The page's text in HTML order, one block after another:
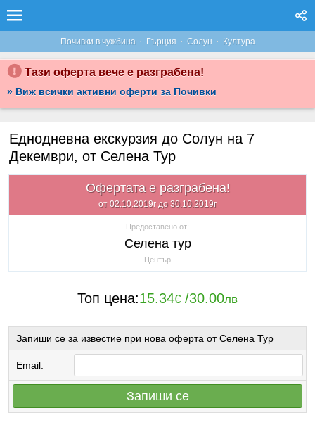
Почивки в чужбина · Гърция · Солун · Култура
Тази оферта вече е разграбена!
» Виж всички активни оферти за Почивки
Еднодневна екскурзия до Солун на 7
Декември, от Селена Тур
Офертата е разграбена!
от 02.10.2019г до 30.10.2019г
Предоставено от:
Селена тур
Център
Топ цена:15.34€ /30.00лв
Запиши се за известие при нова оферта от Селена Тур
Email:
Запиши се